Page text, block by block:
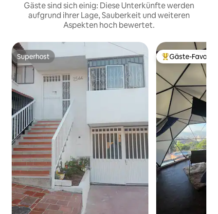
Gäste sind sich einig: Diese Unterkünfte werden
aufgrund ihrer Lage, Sauberkeit und weiteren
Aspekten hoch bewertet.
Superhost
Superhost Beliebter Gäste-
Gäste-Favorit